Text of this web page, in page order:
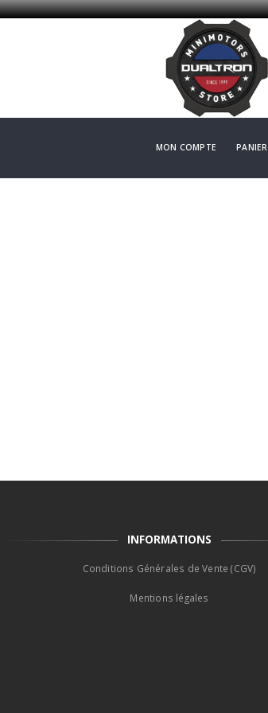
MON COMPTE PANIER
INFORMATIONS
Conditions Générales de Vente (CGV)
Mentions légales